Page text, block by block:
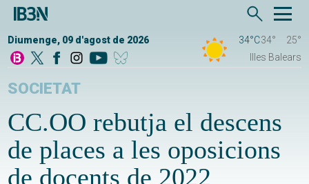
Diumenge, 09 d'agost de 2026 34°C34°
25°
Illes Balears
SOCIETAT
CC.OO rebutja el descens
de places a les oposicions
de docents de 2022